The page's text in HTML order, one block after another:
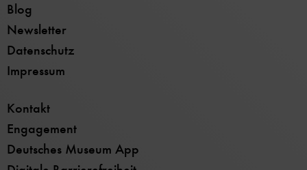
Blog
Newsletter
Datenschutz
Impressum
Kontakt
Engagement
Deutsches Museum App